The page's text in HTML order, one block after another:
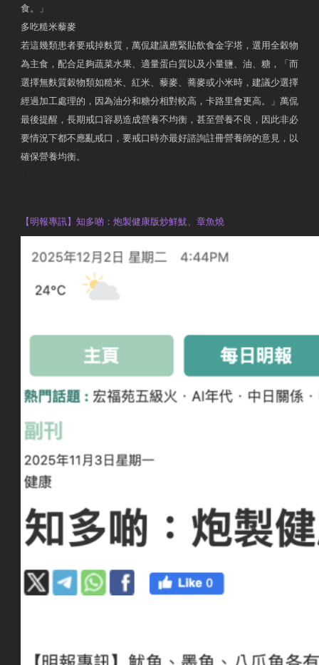
食。」
多吃糙米藜麥
若這幾類患者要戒掉麩質，萬侃建議應緊貼飲食金字塔，選用全穀物
為主食，配合足夠蔬菜水果、適量蛋白質以及小量鹽、油、糖，「而
選擇無麩質穀物類如糙米、紅米、藜麥、蕎麥或小米時，建議少選擇
經過加工處理的，因為油分和糖分相對較高，卡路里會更高。」萬侃
最後提醒，長期戒口容易造成營養不均衡，甚至營養不良，因此非必
要情況下都不應亂戒口，要戒口時亦最好諮詢註冊營養師的意見，以
確保營養均衡。
【明報專訊】知多啲：炮製健康版炒鮮魷、章魚燒